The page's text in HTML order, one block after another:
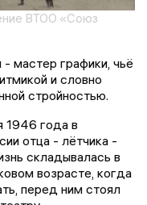
ВТОО «Союз
мастер графики, чьё
и словно
стройностью.
1946 года в
отца - лётчика -
складывалась в
возрасте, когда
перед ним стоял